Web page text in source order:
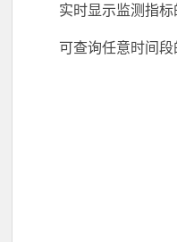
实时显示监测指
可查询任意时间